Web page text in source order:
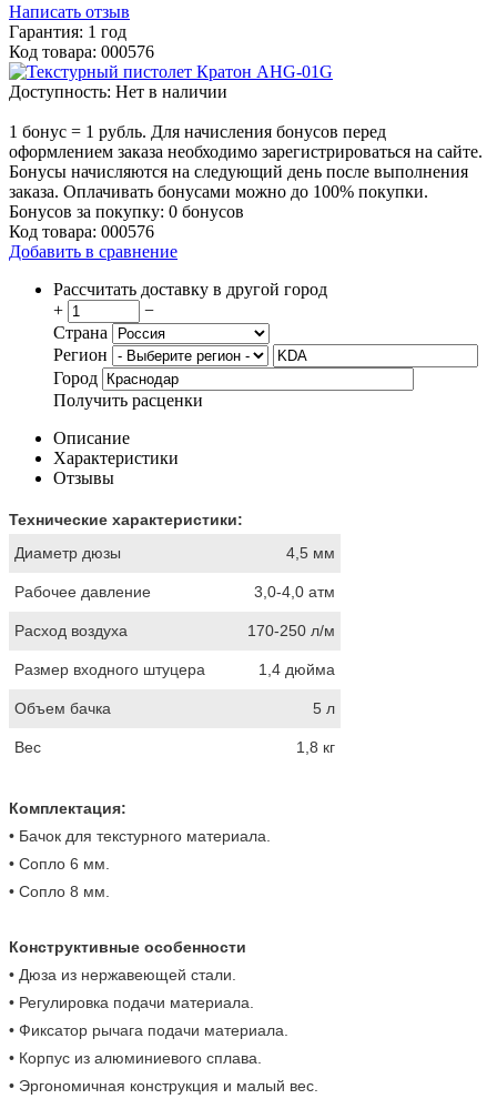
Написать отзыв
Гарантия: 1 год
Код товара: 000576
Доступность: Нет в наличии
1 бонус = 1 рубль. Для начисления бонусов перед
оформлением заказа необходимо зарегистрироваться на сайте.
Бонусы начисляются на следующий день после выполнения
заказа. Оплачивать бонусами можно до 100% покупки.
Бонусов за покупку: 0 бонусов
Код товара: 000576
Добавить в сравнение
Рассчитать доставку в другой город
+
−
Страна
Регион
Город
Получить расценки
Описание
Характеристики
Отзывы
Технические характеристики:
Диаметр дюзы
4,5 мм
Рабочее давление 3,0-4,0 атм
Расход воздуха 170-250 л/м
Размер входного штуцера 1,4 дюйма
Объем бачка 5 л
Вес 1,8 кг
Комплектация:
• Бачок для текстурного материала.
• Сопло 6 мм.
• Сопло 8 мм.
Конструктивные особенности
• Дюза из нержавеющей стали.
• Регулировка подачи материала.
• Фиксатор рычага подачи материала.
• Корпус из алюминиевого сплава.
• Эргономичная конструкция и малый вес.